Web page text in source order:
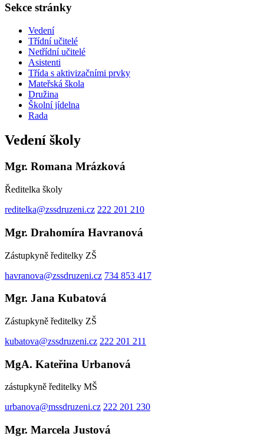
Sekce stránky
Vedení
Třídní učitelé
Netřídní učitelé
Asistenti
Třída s aktivizačními prvky
Mateřská škola
Družina
Školní jídelna
Rada
Vedení školy
Mgr. Romana Mrázková
Ředitelka školy
reditelka@zssdruzeni.cz 222 201 210
Mgr. Drahomíra Havranová
Zástupkyně ředitelky ZŠ
havranova@zssdruzeni.cz 734 853 417
Mgr. Jana Kubatová
Zástupkyně ředitelky ZŠ
kubatova@zssdruzeni.cz 222 201 211
MgA. Kateřina Urbanová
zástupkyně ředitelky MŠ
urbanova@mssdruzeni.cz 222 201 230
Mgr. Marcela Justová